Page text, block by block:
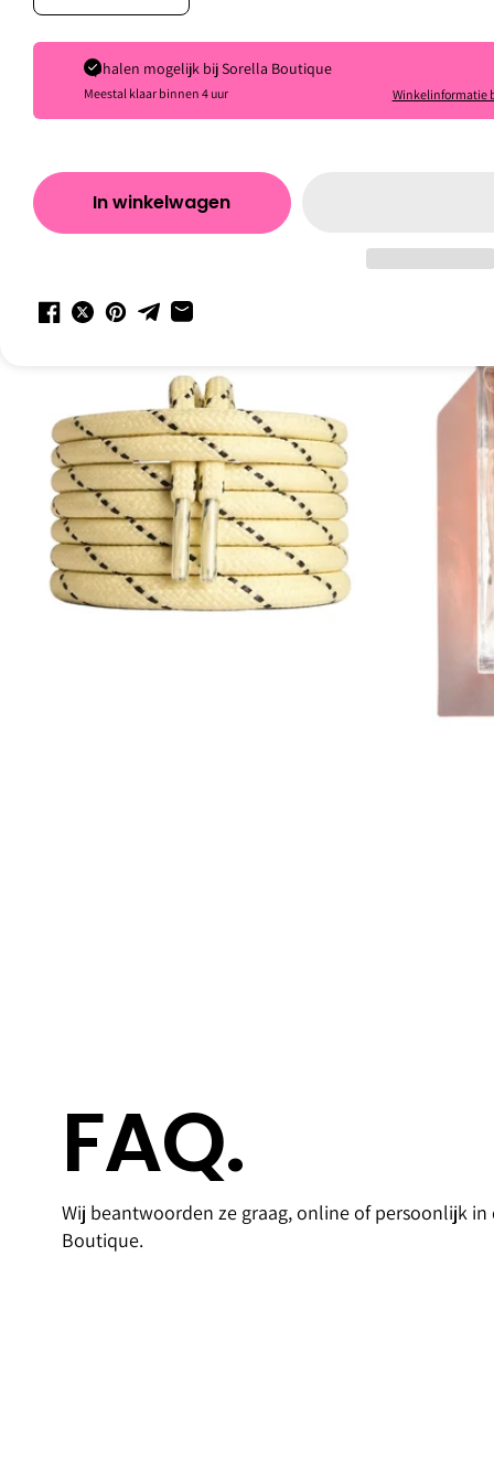
Ophalen mogelijk bijSorella Boutique
Meestal klaar binnen 4 uur Winkelinformatie
In winkelwagen
Body lotion hydrate
€29,00
Inspiration.
Access
oires
FAQ.
Wij beantwoorden ze graag, online of persoonlijk in
Boutique.